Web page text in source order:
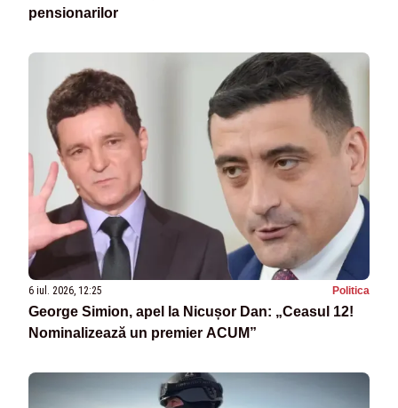
pensionarilor
6 iul. 2026, 12:25 Politica
George Simion, apel la Nicușor Dan: „Ceasul 12!
Nominalizează un premier ACUM”